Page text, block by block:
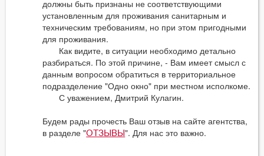
должны быть признаны не соответствующими
установленным для проживания санитарным и
техническим требованиям, но при этом пригодными
для проживания.
Как видите, в ситуации необходимо детально
разбираться. По этой причине, - Вам имеет смысл с
данным вопросом обратиться в территориальное
подразделение "Одно окно" при местном исполкоме.
С уважением, Дмитрий Кулагин.
Будем рады прочесть Ваш отзыв на сайте агентства,
в разделе "ОТЗЫВЫ". Для нас это важно.